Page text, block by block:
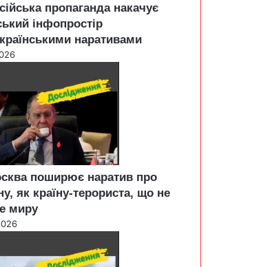
пропаганда накачує
інфопростір
наративами
поширює наратив про
як країну-терориста, що не
миру